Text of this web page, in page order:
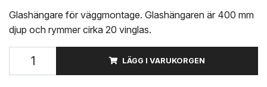
Glashängare för väggmontage. Glashängaren är 400 mm
djup och rymmer cirka 20 vinglas.
LÄGG I VARUKORGEN